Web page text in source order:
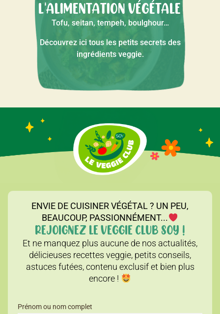
L'ALIMENTATION VÉGÉTALE
Tofu, seitan, tempeh, boulghour…
Découvrez ici tous les petits secrets des
ingrédients veggie.
ENVIE DE CUISINER VÉGÉTAL ? UN PEU,
BEAUCOUP, PASSIONNÉMENT...
REJOIGNEZ LE VEGGIE CLUB SOY !
Et ne manquez plus aucune de nos actualités,
délicieuses recettes veggie, petits conseils,
astuces futées, contenu exclusif et bien plus
encore !
Prénom ou nom complet